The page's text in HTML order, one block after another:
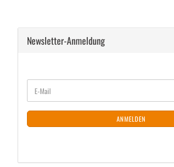
Newsletter-Anmeldung
ZUR
NEWSLETTER-
ANMELDUNG
E-
Mail
ANMELDEN